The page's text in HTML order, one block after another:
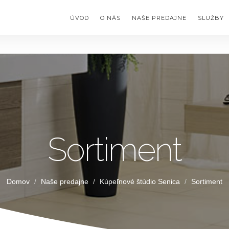
mean to use "continue 3"? in/var/www/clients/client17/web107/
ÚVOD O NÁS NAŠE PREDAJNE SLUŽBY
Sortiment
Domov Naše predajne Kúpeľnové štúdio Senica Sortiment